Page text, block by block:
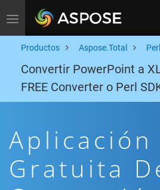
Toggle navigation
Productos Aspose.Total Perl
Convertir PowerPoint a
FREE Converter o Perl
Aplicación
Gratuita